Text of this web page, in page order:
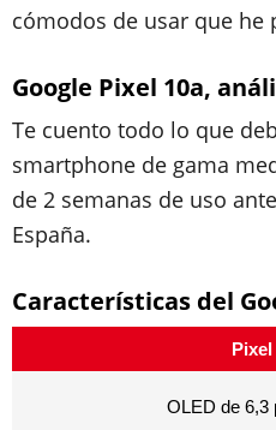
cómodos de usar que he
Google Pixel 10a,
Te cuento todo lo que
smartphone de gama
de 2 semanas de uso
España.
Características del
Pixel
OLED de 6,3